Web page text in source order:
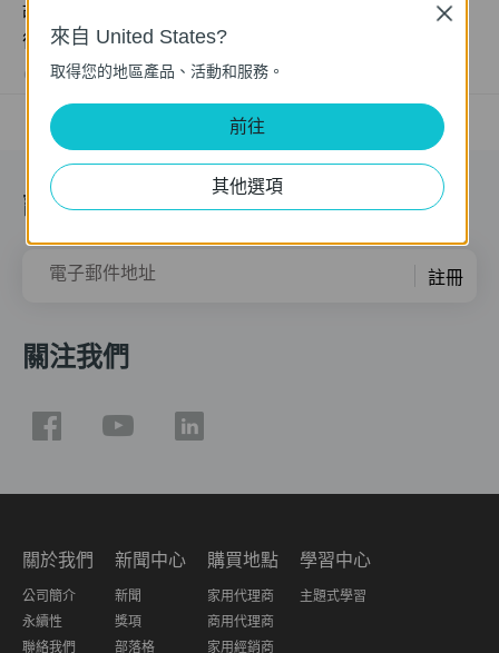
故障排除：為什麼我的 PoE 受電裝置連接到 PoE 交換器
後無法正常運作
09-23-2025 391125views
訂閱
電子郵件地址 註冊
關注我們
關於我們
公司簡介
永續性
聯絡我們
新聞中心
新聞
獎項
部落格
購買地點
家用代理商
商用代理商
家用經銷商
學習中心
主題式學習
來自 United States?
取得您的地區產品、活動和服務。
前往
其他選項
Close